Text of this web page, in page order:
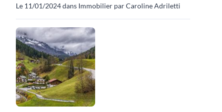
Le 11/01/2024 dans Immobilier par Caroline Adriletti